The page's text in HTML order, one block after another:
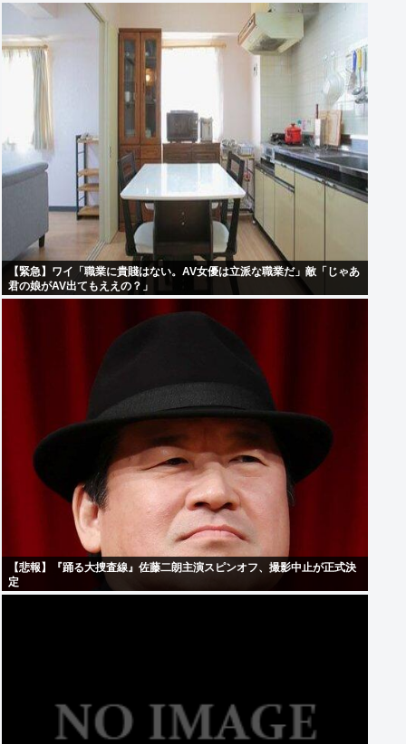
【緊急】ワイ「職業に貴賤はない。AV女優は立派な職業だ」敵「じゃあ
君の娘がAV出てもええの？」
【悲報】『踊る大捜査線』佐藤二朗主演スピンオフ、撮影中止が正式決
定